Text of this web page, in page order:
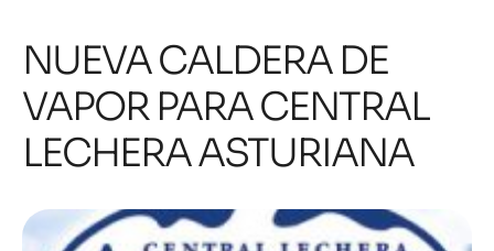
NUEVA CALDERA DE
VAPOR PARA CENTRAL
LECHERA ASTURIANA